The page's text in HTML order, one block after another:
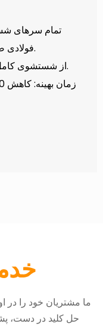
فولادی ضد زنگ با کیفیت بالا استفاده می کنند.
● از شستشوی کامل داخل بطری اطمینان حاصل کنید.
حل کلید در دست،